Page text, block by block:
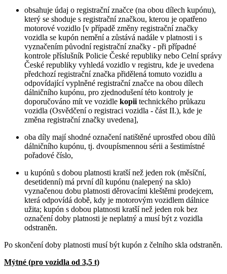
obsahuje údaj o registrační značce (na obou dílech kupónu),
který se shoduje s registrační značkou, kterou je opatřeno
motorové vozidlo [v případě změny registrační značky
vozidla se kupón nemění a zůstává nadále v platnosti i s
vyznačením původní registrační značky - při případné
kontrole příslušník Policie České republiky nebo Celní správy
České republiky vyhledá vozidlo v registru, kde je uvedena
předchozí registrační značka přidělená tomuto vozidlu a
odpovídající vyplněné registrační značce na obou dílech
dálničního kupónu, pro zjednodušení této kontroly je
doporučováno mít ve vozidle kopii technického průkazu
vozidla (Osvědčení o registraci vozidla - část II.), kde je
změna registrační značky uvedena],
oba díly mají shodné označení natištěné uprostřed obou dílů
dálničního kupónu, tj. dvoupísmennou sérii a šestimístné
pořadové číslo,
u kupónů s dobou platnosti kratší než jeden rok (měsíční,
desetidenní) má první díl kupónu (nalepený na sklo)
vyznačenou dobu platnosti děrovacími kleštěmi prodejcem,
která odpovídá době, kdy je motorovým vozidlem dálnice
užita; kupón s dobou platnosti kratší než jeden rok bez
označení doby platnosti je neplatný a musí být z vozidla
odstraněn.
Po skončení doby platnosti musí být kupón z čelního skla odstraněn.
Mýtné (pro vozidla od 3,5 t)